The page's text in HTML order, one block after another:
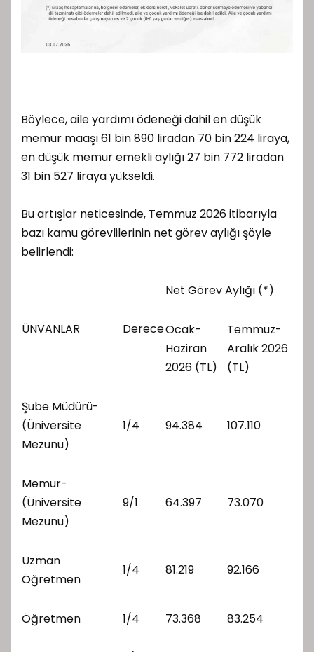
Böylece, aile yardımı ödeneği dahil en düşük
memur maaşı 61 bin 890 liradan 70 bin 224 liraya,
en düşük memur emekli aylığı 27 bin 772 liradan
31 bin 527 liraya yükseldi.
Bu artışlar neticesinde, Temmuz 2026 itibarıyla
bazı kamu görevlilerinin net görev aylığı şöyle
belirlendi:
ÜNVANLAR Derece
Net Görev Aylığı (*)
Ocak-
Haziran
2026 (TL)
Temmuz-
Aralık 2026
(TL)
Şube Müdürü-
(Üniversite
Mezunu)
1/4 94.384 107.110
Memur-
(Üniversite
Mezunu)
9/1 64.397 73.070
Uzman
Öğretmen
1/4 81.219 92.166
Öğretmen 1/4 73.368 83.254